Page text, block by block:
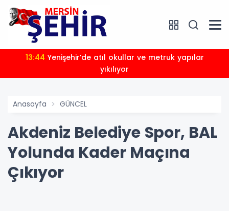
13:44
yıkılıyor
Anasayfa GÜNCEL
Akdeniz Belediye Spor, BAL
Yolunda Kader Maçına
Çıkıyor